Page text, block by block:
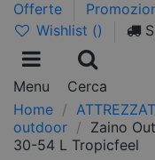
Offerte
Wishlist ()
Menu Cerca
Home
outdoor
Zaino
30-54 L Tropicfeel